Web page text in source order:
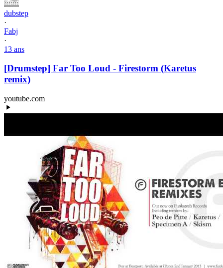
dubstep
·
Fabj
·
13 ans
[Drumstep] Far Too Loud - Firestorm (Karetus
remix)
youtube.com